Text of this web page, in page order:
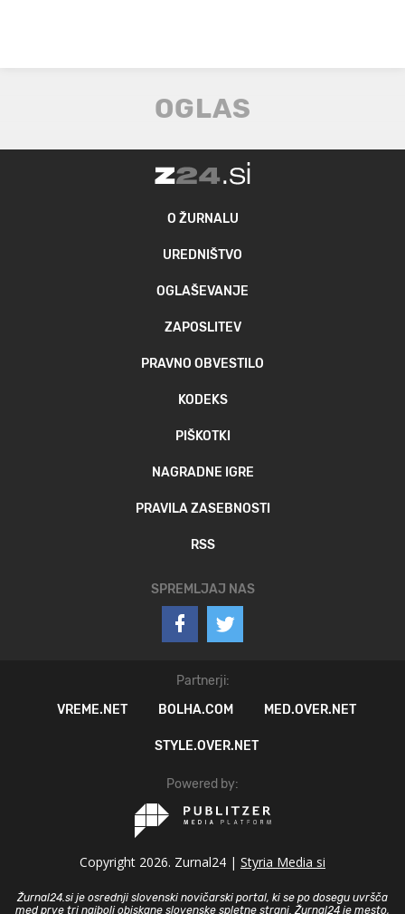
O ŽURNALU
UREDNIŠTVO
OGLAŠEVANJE
ZAPOSLITEV
PRAVNO OBVESTILO
KODEKS
PIŠKOTKI
NAGRADNE IGRE
PRAVILA ZASEBNOSTI
RSS
SPREMLJAJ NAS
Partnerji:
VREME.NET
BOLHA.COM MED.OVER.NET
STYLE.OVER.NET
Powered by:
Copyright 2026. Zurnal24 | Styria Media si
Žurnal24.si je osrednji slovenski novičarski portal, ki se po dosegu uvršča
med prve tri najbolj obiskane slovenske spletne strani. Žurnal24 je mesto,